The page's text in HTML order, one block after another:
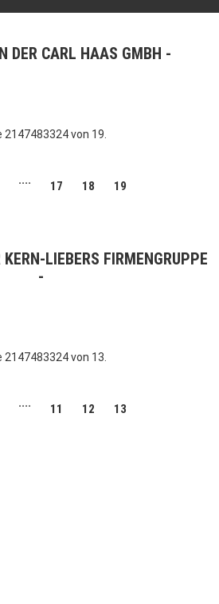
DER CARL HAAS GMBH
2147483324 von 19.
.... 17 18 19
LIEBERS FIRMENGRUPPE
2147483324 von 13.
.... 11 12 13